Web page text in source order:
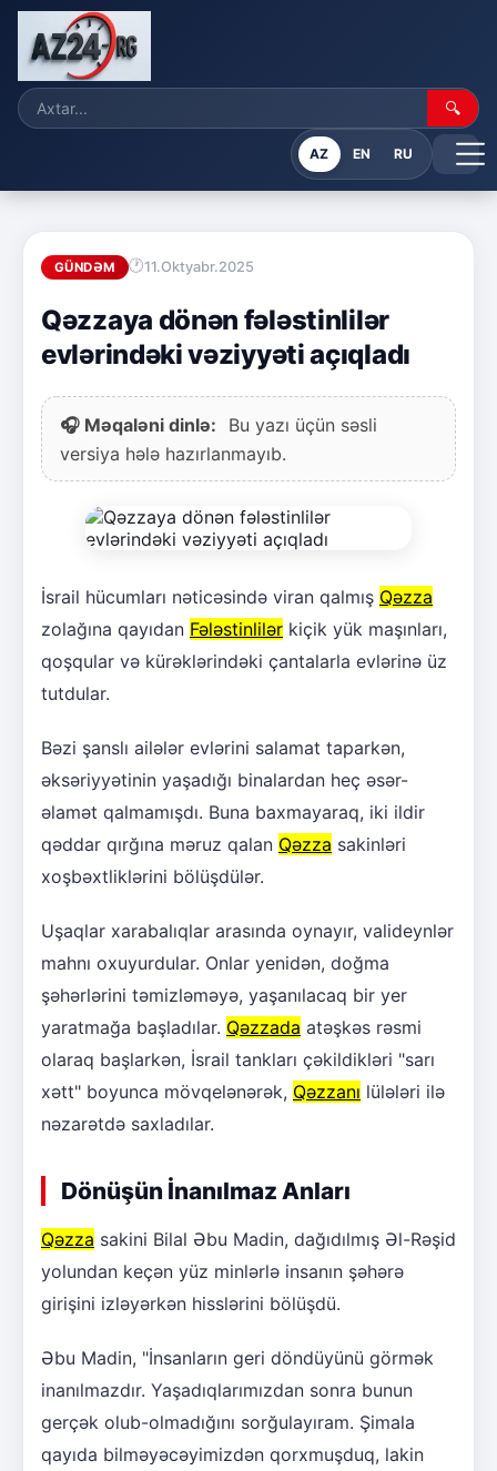
🔍
AZ EN RU
GÜNDƏM 11.Oktyabr.2025
Qəzzaya dönən fələstinlilər
evlərindəki vəziyyəti açıqladı
🎧 Məqaləni dinlə:
Bu yazı üçün səsli
versiya hələ hazırlanmayıb.
İsrail hücumları nəticəsində viran qalmış Qəzza
zolağına qayıdan Fələstinlilər kiçik yük maşınları,
qoşqular və kürəklərindəki çantalarla evlərinə üz
tutdular.
Bəzi şanslı ailələr evlərini salamat taparkən,
əksəriyyətinin yaşadığı binalardan heç əsər-
əlamət qalmamışdı. Buna baxmayaraq, iki ildir
qəddar qırğına məruz qalan Qəzza sakinləri
xoşbəxtliklərini bölüşdülər.
Uşaqlar xarabalıqlar arasında oynayır, valideynlər
mahnı oxuyurdular. Onlar yenidən, doğma
şəhərlərini təmizləməyə, yaşanılacaq bir yer
yaratmağa başladılar. Qəzzada atəşkəs rəsmi
olaraq başlarkən, İsrail tankları çəkildikləri "sarı
xətt" boyunca mövqelənərək, Qəzzanı lülələri ilə
nəzarətdə saxladılar.
Dönüşün İnanılmaz Anları
Qəzza sakini Bilal Əbu Madin, dağıdılmış Əl-Rəşid
yolundan keçən yüz minlərlə insanın şəhərə
girişini izləyərkən hisslərini bölüşdü.
Əbu Madin, "İnsanların geri döndüyünü görmək
inanılmazdır. Yaşadıqlarımızdan sonra bunun
gerçək olub-olmadığını sorğulayıram. Şimala
qayıda bilməyəcəyimizdən qorxmuşduq, lakin